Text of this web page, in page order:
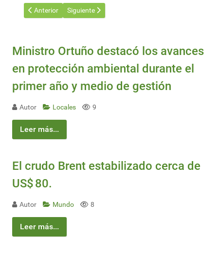
Artículo anterior: INIA presentó herramientas y
Anterior Artículo siguiente: MSP pide no tocar aves
Siguiente
Ministro Ortuño destacó los avances
en protección ambiental durante el
primer año y medio de gestión
Autor Locales 9
Leer más...
El crudo Brent estabilizado cerca de
US$ 80.
Autor Mundo 8
Leer más...